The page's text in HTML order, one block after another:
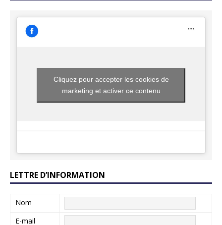
Cliquez pour accepter les cookies de
marketing et activer ce contenu
LETTRE D’INFORMATION
Nom
E-mail